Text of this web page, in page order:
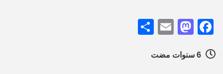
Facebook
Mastodon
Email